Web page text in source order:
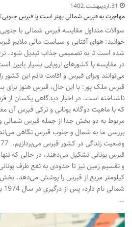
31.اردیبهشت.1402
مهاجرت به قبرس شمالی بهتر است یا قبرس
خوانید: هوای آفتابی و سیاست مالی ملایم
شده است تا به تصمیمی جذاب تبدیل شود.
در مقایسه با کشورهای اروپایی بسیار پایین
می‌توانند ویزای قبرس و اقامت دائم این کشور
قبرس ملک پور: با این حال، قبرس هنوز برای
ناشناخته است. در اخبار دیدگاهی یکسان از
که با ماهیت دوگانه یونانی و ترکی قبرس آن
مربوط به دو بخش جدا از جمله قبرس
بررسی ما به شمال و جنوب قبرس نگاهی
کیلومتر مربع از قبرس را پوشش می‌دهد.
…